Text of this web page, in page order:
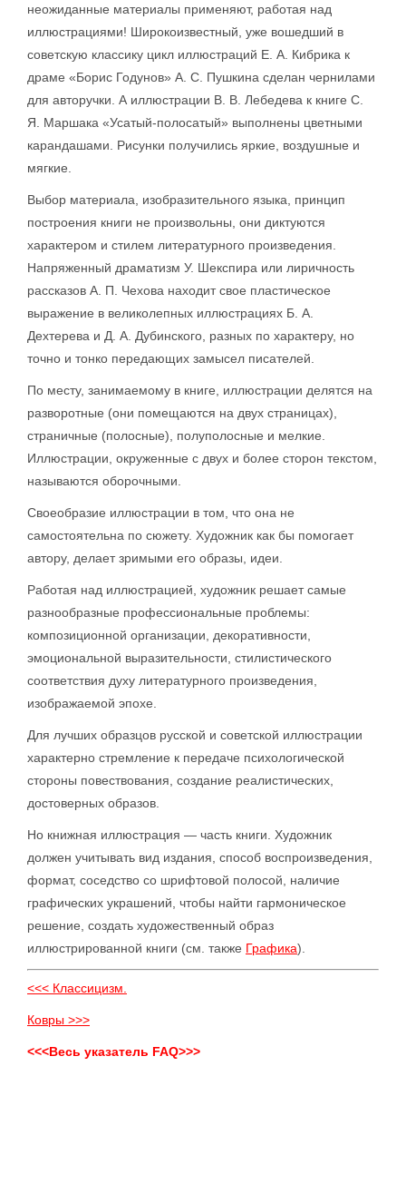
неожиданные материалы применяют, работая над
иллюстрациями! Широкоизвестный, уже вошедший в
советскую классику цикл иллюстраций Е. А. Кибрика к
драме «Борис Годунов» А. С. Пушкина сделан чернилами
для авторучки. А иллюстрации В. В. Лебедева к книге С.
Я. Маршака «Усатый-полосатый» выполнены цветными
карандашами. Рисунки получились яркие, воздушные и
мягкие.
Выбор материала, изобразительного языка, принцип
построения книги не произвольны, они диктуются
характером и стилем литературного произведения.
Напряженный драматизм У. Шекспира или лиричность
рассказов А. П. Чехова находит свое пластическое
выражение в великолепных иллюстрациях Б. А.
Дехтерева и Д. А. Дубинского, разных по характеру, но
точно и тонко передающих замысел писателей.
По месту, занимаемому в книге, иллюстрации делятся на
разворотные (они помещаются на двух страницах),
страничные (полосные), полуполосные и мелкие.
Иллюстрации, окруженные с двух и более сторон текстом,
называются оборочными.
Своеобразие иллюстрации в том, что она не
самостоятельна по сюжету. Художник как бы помогает
автору, делает зримыми его образы, идеи.
Работая над иллюстрацией, художник решает самые
разнообразные профессиональные проблемы:
композиционной организации, декоративности,
эмоциональной выразительности, стилистического
соответствия духу литературного произведения,
изображаемой эпохе.
Для лучших образцов русской и советской иллюстрации
характерно стремление к передаче психологической
стороны повествования, создание реалистических,
достоверных образов.
Но книжная иллюстрация — часть книги. Художник
должен учитывать вид издания, способ воспроизведения,
формат, соседство со шрифтовой полосой, наличие
графических украшений, чтобы найти гармоническое
решение, создать художественный образ
иллюстрированной книги (см. также Графика).
<<< Классицизм.
Ковры >>>
<<<Весь указатель FAQ>>>